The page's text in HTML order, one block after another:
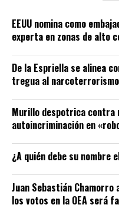
EEUU nomina como
experta en zonas de alto
De la Espriella se alinea
tregua al
Murillo despotrica contra
autoincriminación en
¿A quién debe su nombre
Juan Sebastián
los votos en la OEA será